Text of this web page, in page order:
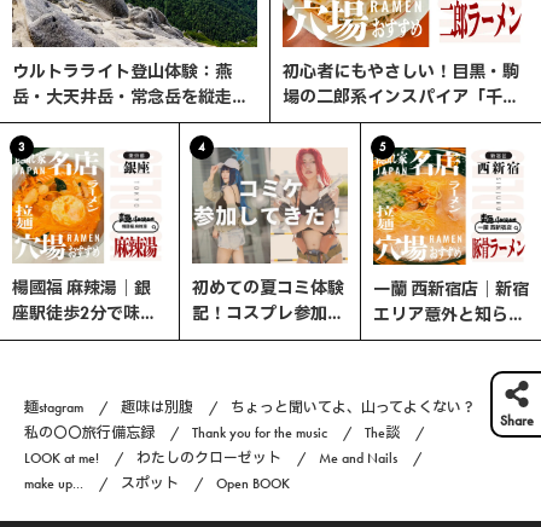
ウルトラライト登山体験：燕
岳・大天井岳・常念岳を縦走す
る3日間の旅
初心者にもやさしい！目黒・駒
場の二郎系インスパイア「千里
眼」へ行ってみた
3
楊國福 麻辣湯｜銀
座駅徒歩2分で味わ
う、選べる楽しさ×
4
初めての夏コミ体験
記！コスプレ参加の
流れと熱中症対策ま
5
一蘭 西新宿店｜新宿
エリア意外と知らな
い、ここが穴場！
麺stagram 趣味は別腹
ちょっと聞いてよ、山ってよくない？
私の〇〇旅行備忘録
Thank you for the music
The談
LOOK at me!
わたしのクローゼット
Me and Nails
make up...
スポット Open BOOK
Share